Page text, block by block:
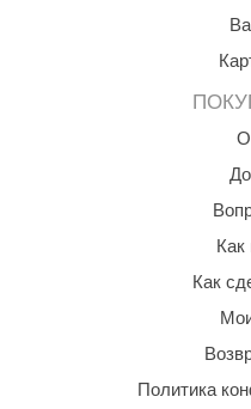
Как
Как
Политика